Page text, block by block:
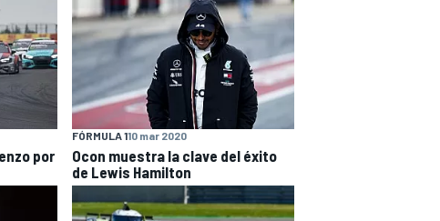
por
FÓRMULA 110 mar 2020
Ocon muestra la clave del éxito
de Lewis Hamilton